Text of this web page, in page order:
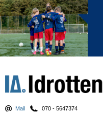
Mail 070 - 5647374